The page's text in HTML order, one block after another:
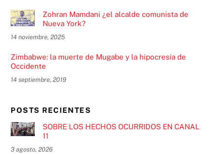
Zohran Mamdani ¿el alcalde comunista de
Nueva York?
14 noviembre, 2025
Zimbabwe: la muerte de Mugabe y la hipocresía de
Occidente
14 septiembre, 2019
POSTS RECIENTES
SOBRE LOS HECHOS OCURRIDOS EN CANAL
11
3 agosto, 2026